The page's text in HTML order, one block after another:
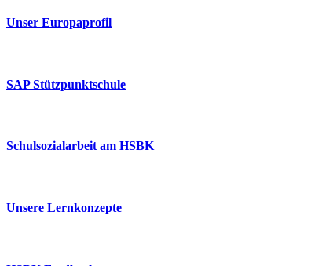
Unser Europaprofil
SAP Stützpunktschule
Schulsozialarbeit am HSBK
Unsere Lernkonzepte